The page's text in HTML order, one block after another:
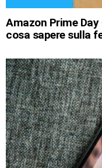
Amazon Prime
cosa sapere sulla